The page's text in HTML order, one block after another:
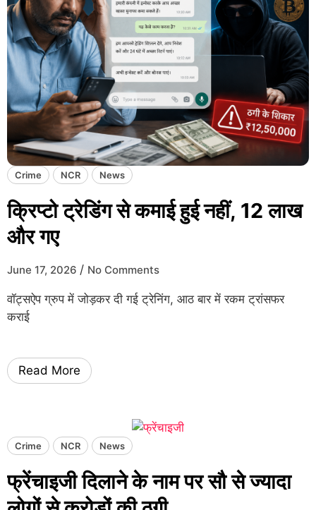
Crime NCR News
क्रिप्टो ट्रेडिंग से कमाई हुई नहीं, 12 लाख
और गए
June 17, 2026 / No Comments
वॉट्सऐप ग्रुप में जोड़कर दी गई ट्रेनिंग, आठ बार में रकम ट्रांसफर
कराई
Read More
Crime NCR News
फ्रेंचाइजी दिलाने के नाम पर सौ से ज्यादा